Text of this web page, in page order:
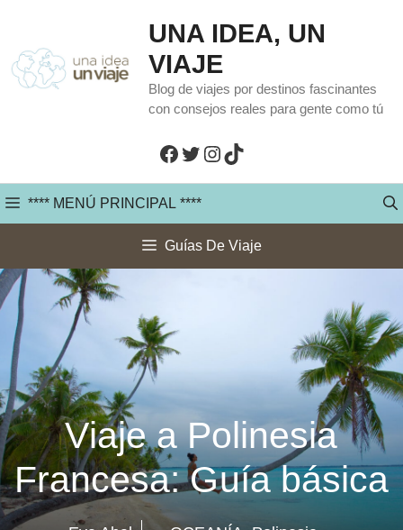
contenido
UNA IDEA, UN
VIAJE
Blog de viajes por destinos fascinantes
con consejos reales para gente como tú
Facebook
Twitter
Instagram
TikTok
**** MENÚ PRINCIPAL ****
Guías De Viaje
Viaje a Polinesia
Francesa: Guía básica